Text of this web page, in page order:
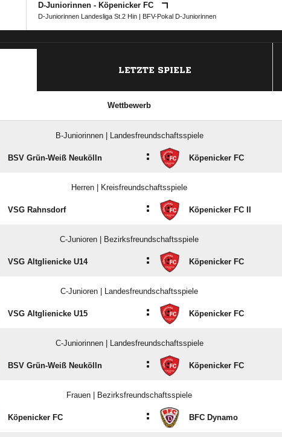
D-Juniorinnen - Köpenicker FC
D-Juniorinnen Landesliga St.2 Hin| BFV-Pokal D-Juniorinnen
LETZTE SPIELE
Wettbewerb
B-Juniorinnen | Landesfreundschaftsspiele
BSV Grün-Weiß Neukölln : Köpenicker FC
Herren | Kreisfreundschaftsspiele
VSG Rahnsdorf : Köpenicker FC II
C-Junioren | Bezirksfreundschaftsspiele
VSG Altglienicke U14 : Köpenicker FC
C-Junioren | Landesfreundschaftsspiele
VSG Altglienicke U15 : Köpenicker FC
C-Juniorinnen | Landesfreundschaftsspiele
BSV Grün-Weiß Neukölln : Köpenicker FC
Frauen | Bezirksfreundschaftsspiele
Köpenicker FC : BFC Dynamo